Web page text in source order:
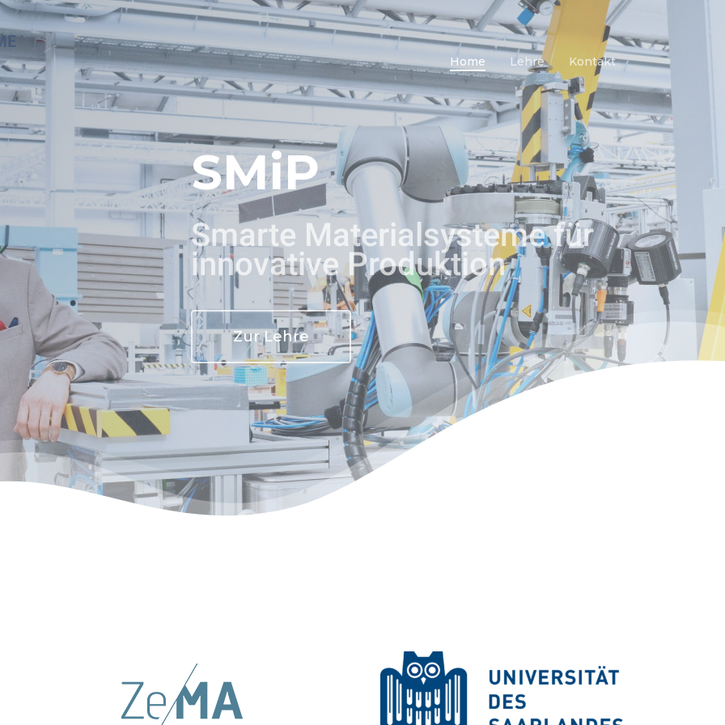
Home Lehre Kontakt
SMiP
Smarte Materialsysteme für
innovative Produktion
Zur Lehre